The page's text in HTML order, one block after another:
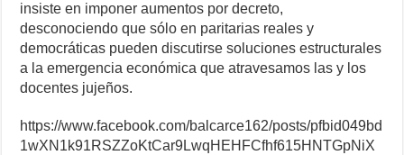
insiste en imponer aumentos por decreto,
desconociendo que sólo en paritarias reales y
democráticas pueden discutirse soluciones estructurales
a la emergencia económica que atravesamos las y los
docentes jujeños.
https://www.facebook.com/balcarce162/posts/pfbid049bd
1wXN1k91RSZZoKtCar9LwqHEHFCfhf615HNTGpNiX